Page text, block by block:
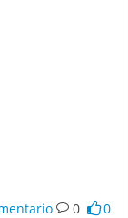
0 0